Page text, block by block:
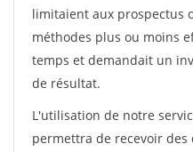
limitaient aux prospectus
méthodes plus ou moins
temps et demandait un
de résultat.
L'utilisation de notre
permettra de recevoir des